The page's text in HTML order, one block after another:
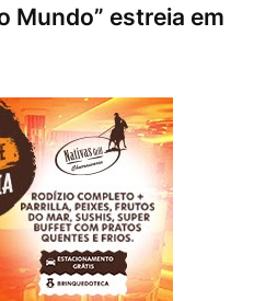
Mundo” estreia em